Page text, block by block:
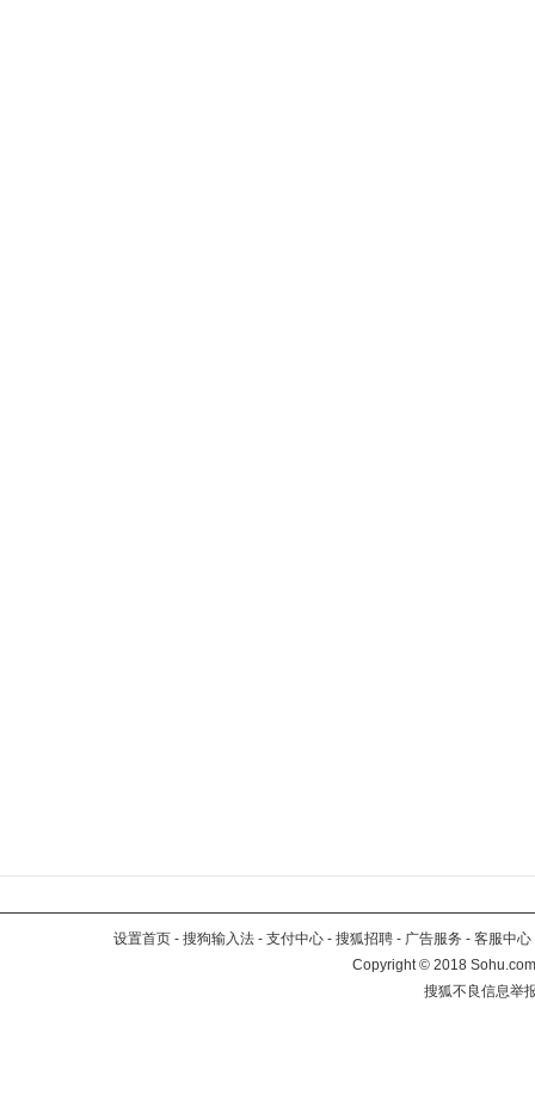
设置首页 - 搜狗输入法 - 支付中心 - 搜狐招聘 - 广告服务 - 客服中心
Copyright©2018
搜狐不良信息举